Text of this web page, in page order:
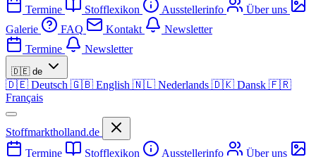
Termine Stofflexikon Ausstellerinfo
Über uns
Galerie
FAQ Kontakt
Newsletter
Termine
Newsletter
🇩🇪 de
🇩🇪 Deutsch 🇬🇧 English 🇳🇱 Nederlands 🇩🇰 Dansk 🇫🇷
Français
Stoffmarktholland.de
Termine
Stofflexikon Ausstellerinfo
Über uns